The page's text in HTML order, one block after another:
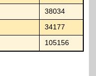
38034
34177
105156